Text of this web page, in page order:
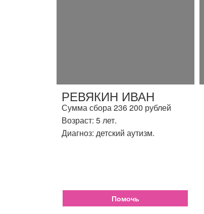
РЕВЯКИН ИВАН
Сумма сбора 236 200 рублей
Возраст: 5 лет.
Диагноз: детский аутизм.
Помочь